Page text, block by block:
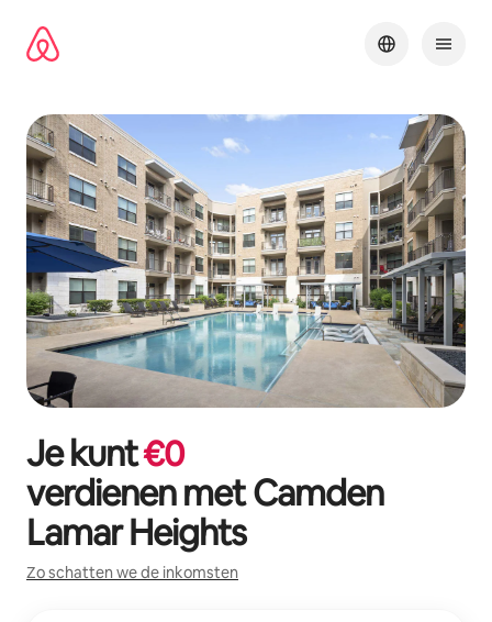
direct
naar
Je kunt€0
verdienen metCamden
Lamar Heights
Zo schatten we de inkomsten